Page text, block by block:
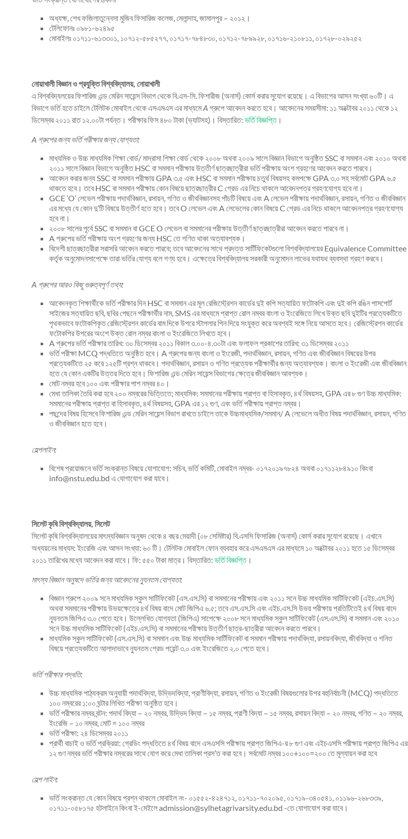
অধ্যক্ষ, শেখ ফজিলাতুন্নেসা মুজিব ফিসারিজ কলেজ, মেলান্দাহ, জামালপুর – ২০১২।
টেলিফোনঃ ০৯৮১-৬২৪৯৫
মোবাইলঃ ০১৭১১-৬১৩৩০১, ১০৭১২-৫৮৫২৭৭, ০১৭১৭-৭৮৪৮৩০, ০১৭১২-৭৮৯৯২৮, ০১৭১৬-২১০৮১১, ০১৭২৮-০২৯২৫২
নোয়াখালী বিজ্ঞান ও প্রযুক্তি বিশ্ববিদ্যালয়, নোয়াখালী
এ বিশ্ববিদ্যলয়ের ফিশারিজ এন্ড মেরিন সায়েন্স বিভাগ থেকে বি.এস-সি. ফিশারীজ (অনার্স) কোর্স করার সুযোগ রয়েছে। এ বিভাগের আসন সংখ্যা ৬০টি। এ
বিভাগে ভর্তি হতে চাইলে টেলিটক মোবাইল থেকে এসএমএস এর মাধ্যমেA গ্রুপে আবেদন করতে হবে। আবেদনের সময়সীমা: ১১ অক্টোবর ২০১১ থেকে ১২
ডিসেম্বর ২০১১ রাত ১২.০০টা পর্যন্ত। পরীক্ষার ফিস ৪৮০ টাকা (ভ্যাটসহ)। বিস্তারিত: ভর্তি বিজ্ঞপ্তি।
A গ্রুপের জন্য ভর্তি পরীক্ষার জন্য যোগ্যতা:
মাধ্যমিক ও উচ্চ মাধ্যমিক শিক্ষা বোর্ড/ মাদ্রাসা শিক্ষা বোর্ড থেকে ২০০৮ অথবা ২০০৯ সালে বিজ্ঞান বিভাগে অনুষ্ঠিত SSC বা সমমান এবং ২০১০ অথবা
২০১১ সালে বিজ্ঞান বিভাগে অনুষ্ঠিত HSC বা সমমান পরীক্ষায় উত্তীর্ণ ছাত্রছাত্রীরা ভর্তি পরীক্ষায় অংশ গ্রহণের আবেদন করতে পারবে।
আবেদন করার জন্য SSC বা সমমান পরীক্ষায় GPA ৩.৫ এবং HSC বা সমমান পরীক্ষায় চতুর্থ বিষয়সহ কমপক্ষে GPA ৩.০ সহ সর্বমোট GPA ৬.৫
থাকতে হবে। তবে HSC বা সমমান পরীক্ষায় কোন বিষয়ে ছাত্রছাত্রীর C গ্রেড এর নিচে থাকলে আবেদনপত্র গ্রহণযোগ্য হবে না।
GCE ‘O’ লেভেল পরীক্ষায় পদার্থবিজ্ঞান, রসায়ন, গণিত ও জীববিজ্ঞানসহ পাঁচটি বিষয়ে এবং A লেভেল পরীক্ষায় পদার্থবিজ্ঞান, রসায়ন, গণিত ও জীববিজ্ঞান
এর মধ্যে যে কোন দু’টি বিষয়ে উত্তীর্ণ হতে হবে। তবে O লেভেল এবং A লেভেলের কোন বিষয়ে C গ্রেড এর নিচে থাকলে আবেদনপত্র গ্রহণযোগ্য
হবে না।
২০০৮ সালের পূর্বে SSC বা সমমান বা GCE O লেভেল বা সমমানের পরীক্ষায় উত্তীর্ণ ছাত্রছাত্রীরা আবেদন করতে পারবে না।
A গ্রুপের ভর্তি পরীক্ষায় অংশ গ্রহণের জন্য HSC তে গণিত থাকা অত্যাবশ্যক।
বিদেশী ছাত্রছাত্রীরা সরাসরি আবেদন করতে পারবে; তবে আবেদনের সাথে প্রদত্ত সার্টিফিকেটগুলো বিশ্ববিদ্যালয়ের Equivalence Committee
কর্তৃক অনুমোদনসাপেক্ষে তারা ভর্তির যোগ্য বলে গণ্য হবে। এক্ষেত্রে বিশ্ববিদ্যালয় সরকারী অনুমোদন লাভের যথাযথ ব্যবস্থা গ্রহণ করবে।
A গ্রুপের আরও কিছু গুরুত্বপূর্ণ তথ্য:
আবেদনকৃত শিক্ষার্থীকে ভর্তি পরীক্ষার দিন HSC বা সমমান এর মূল রেজিস্ট্রেশন কার্ডের দুই কপি সত্যায়িত ফটোকপি এবং দুই কপি রঙিন পাসপোর্ট
সাইজের সত্যায়িত ছবি, ছবির পেছনে পরীক্ষার্থীর নাম, SMS এর মাধ্যমে প্রাপ্ত রোল নম্বর বাংলা ও ইংরেজিতে লিখে উক্ত ছবি দু্‌ইটির প্রত্যেকটিতে
পৃথকভাবে ফটোকপিকৃত রেজিস্ট্রেশন কার্ডের বাম দিকে উপরে স্টাপলার পিন দিয়ে সংযুক্ত করে অবশ্যই সঙ্গে নিয়ে আসতে হবে। রেজিস্ট্রেশন কার্ডের
ফটোকপির উপরের অংশে উক্ত রোল নম্বর বাংলা ও ইংরেজিতে লিখতে হবে।
A গ্রুপের ভর্তি পরীক্ষার তারিখ: ৩০ ডিসেম্বর ২০১১ বিকাল ৩.০০-৪.৩০টা এবং ফলাফল প্রকাশের তারিখ: ৩১ ডিসেম্বর ২০১১
ভর্তি পরীক্ষা MCQ পদ্ধতিতে অনুষ্ঠিত হবে। A গ্রুপের জন্য বাংলা ও ইংরেজী, পদার্থবিজ্ঞান, রসায়ন, গণিত এবং জীববিজ্ঞান বিষয়ের উপর
প্রত্যেকটিতে ২৫ করে ১২৫টি প্রশ্ন থাকবে। পদার্থবিজ্ঞান, রসায়ন ও গণিত প্রত্যেক পরীক্ষার্থীর জন্য অত্যাবশ্যক। বাংলা ও ইংরেজী এবং জীববিজ্ঞান
হতে যে কোন একটির উত্তর দিতে হবে। ফিশারিজ এন্ড মেরিন সায়েন্স বিভাগের ক্ষেত্রে জীববিজ্ঞান আবশ্যক।
মোট নম্বর হবে ১০০ এবং পরীক্ষার পাশ নম্বর ৪০।
মেধা তালিকা তৈরি করা হবে ২০০ নম্বরের ভিত্তিতে; মাধ্যমিক: সমমানের পরীক্ষায় প্রাপ্ত বা হিসাবকৃত, ৪র্থ বিষয়সহ, GPA এর ৮ গুণ উচ্চ মাধ্যমিক:
সমমানের পরীক্ষায় প্রাপ্ত বা হিসাবকৃত, ৪র্থ বিষয়সহ, GPA এর ১২ গুণ, এবং ভর্তি পরীক্ষায় প্রাপ্ত নম্বর।
পছন্দের বিষয় হিসেবে ফিশারিজ এন্ড মেরিন সায়েন্স বিভাগ রাখতে চাইলে তাকে উচ্চমাধ্যমিক/সমমান/ A লেভেলে অধীত বিষয় পদার্থবিজ্ঞান, রসায়ন, গণিত
ও জীববিজ্ঞান হতে হবে।
হেল্পলাইন:
বিশেষ প্রয়োজনে ভর্তি সংক্রান্ত বিষয়ে যোগাযোগ: সচিব, ভর্তি কমিটি, মোবাইল নম্বর- ০১৭২০১৯৭৮২৪ অথবা ০১৭১১২৮৪৯১০ কিংবা
info@nstu.edu.bd এ যোগাযোগ করা যাবে।
সিলেট কৃষি বিশ্ববিদ্যালয়, সিলেট
সিলেট কৃষি বিশ্ববিদ্যালয়ের মাৎস্যবিজ্ঞান অনুষদ থেকে ৪ বছর মেয়াদী (০৮ সেমিষ্টার) বি.এসসি ফিসারিজ (অনার্স) কোর্স করার সুযোগ রয়েছে। এখানে
অধ্যয়নের মাধ্যম: ইংরেজি এবং আসন সংখ্যা: ৬০ টি। টেলিটক মোবাইল ফোন ব্যবহার করে এসএমএস এর মাধ্যমে ১০ অক্টোবর ২০১১ হতে ১৫ ডিসেম্বর
২০১১ তারিখের মধ্যে আবেদন করা যাবে। ফি: ৫৫০ টাকা মাত্র। বিস্তারিত: ভর্তি বিজ্ঞপ্তি।
মাৎস্য বিজ্ঞান অনুষদে ভর্তির জন্য আবেদনের ন্যুনতম যোগ্যতা:
বিজ্ঞান গ্রুপে ২০০৯ সনে মাধ্যমিক স্কুল সাটিফিকেট (এস.এস.সি) বা সমমানের পরীক্ষায় এবং ২০১১ সনে উচ্চ মাধ্যমিক সাটিফিকেট (এইচ.এস.সি)
অথবা সমমানের পরীক্ষায় উভয়ক্ষেত্রে ৪র্থ বিষয় বাদে মোট জিপিএ ৬.৫; তবে এস.এস.সি এবং এইচ.এস.সি উভয় পরীক্ষায় প্রতিটিতেই ৪র্থ বিষয় বাদে
ন্যূনতম জিপিএ ৩.০ পেতে হবে। উল্লেখিত যোগ্যতা (জিপিএ) সাপেক্ষে ২০০৮ সনে মাধ্যমিক স্কুল সাটিফিকেট (এস.এস.সি) বা সমমান এবং ২০১০
সনে উচ্চ মাধ্যমিক সাটিফিকেট (এইচ.এস.সি) বা সমমানের পরীক্ষায় উত্তীর্ণ ছাত্র-ছাত্রীরা আবেদন করতে পারবে।
মাধ্যমিক স্কুল সাটিফিকেট (এস.এস.সি) বা সমমান এবং উচ্চ মাধ্যমিক সার্টিফিকেট বা সমমান পরীক্ষায় পদার্থবিদ্যা, রসায়নবিদ্যা, জীববিদ্যা ও গনিত
বিষয়ে প্রত্যেকটিতে আলাদাভাবে ন্যুনতম গ্রেড পয়েন্ট ৩.০ এবং ইংরেজিতে ২.০ পেতে হবে।
ভর্তি পরীক্ষার পদ্ধতি:
উচ্চ মাধ্যমিক পাঠ্যক্রম অনুযায়ী পদার্থবিদ্যা, উদ্ভিদবিদ্যা, প্রাণীবিদ্যা, রসায়ন, গণিত ও ইংরেজী বিষয়গুলোর উপর বহুনির্বাচনী (MCQ) পদ্ধতিতে
১০০ নম্বরের ১:০০ ঘন্টার লিখিত পরীক্ষা অনুষ্ঠিত হবে।
ভর্তি পরীক্ষার নম্বর বন্টন: পদার্থ বিদ্যা – ২০ নম্বর, উদ্ভিদ বিদ্যা – ১৫ নম্বর, প্রাণী বিদ্যা – ১৫ নম্বর, রসায়ন বিদ্যা – ২০ নম্বর, গণিত – ২০ নম্বর,
ইংরেজি – ১০ নম্বর, মোট = ১০০ নম্বর
ভর্তি পরীক্ষা: ২৪ ডিসেম্বর ২০১১
প্রার্থী বাচাই ও ভর্তি প্রক্রিয়া: গ্রেডিং পদ্ধতিতে ৪র্থ বিষয় বাদে এসএসসি পরীক্ষায় প্রাপ্ত জিপিএ-র ৮ গুণ এবং এইচএসসি পরীক্ষায় প্রাপ্ত জিপিএ এর
১২ গুণ নম্বর ভর্তি পরীক্ষার নম্বরের সাথে যোগ করে মেধা তালিকা প্রস’ত করা হবে। সর্বমোট নম্বর ১০০+১০০=২০০ তে মূল্যায়ন করা হবে
হেল্প লাইন:
ভর্তি সংক্রান্ত যে কোন বিষয়ে প্রশ্ন থাকলে মোবাইল নং- ০১৫৫২-৪২৪৭১২, ০১৭১১-৭০২০৯৫, ০১৭১৯-৩৪০৫৪১, ০১১৯৬-২৬৮৩৩৯,
০১৭১১-০৫৮১৭৫ হটলাইনে কিংবা ই-মেইলে admission@sylhetagrivarsity.edu.bd -তে যোগাযোগ করা যাবে।